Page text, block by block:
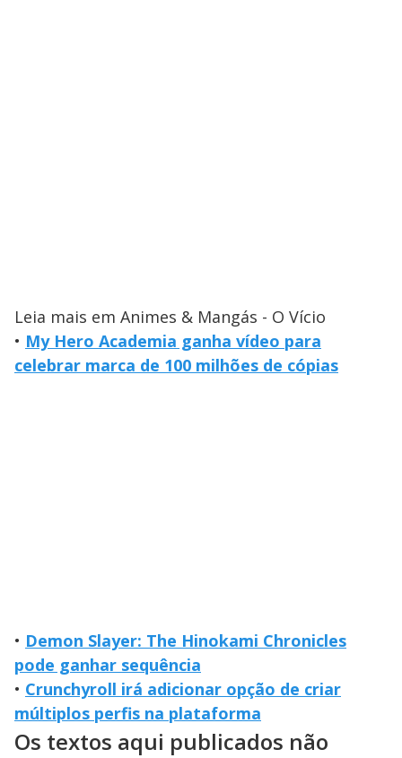
Leia mais em Animes & Mangás - O Vício
• My Hero Academia ganha vídeo para
celebrar marca de 100 milhões de cópias
• Demon Slayer: The Hinokami Chronicles
pode ganhar sequência
• Crunchyroll irá adicionar opção de criar
múltiplos perfis na plataforma
Os textos aqui publicados não